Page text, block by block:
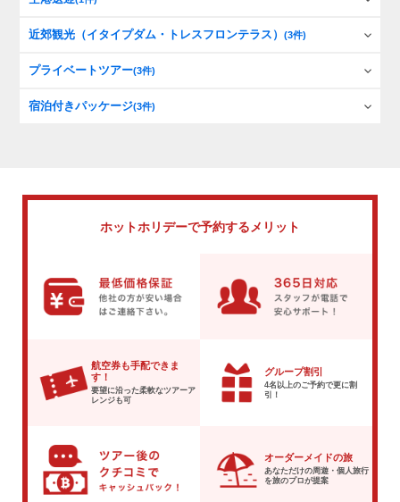
近郊観光（イタイプダム・トレスフロンテラス）(3件)
プライベートツアー(3件)
宿泊付きパッケージ(3件)
ホットホリデーで予約するメリット
航空券も手配できま
す！
要望に沿った柔軟なツアーア
レンジも可
グループ割引
4名以上のご予約で更に割
引！
オーダーメイドの旅
あなただけの周遊・個人旅行
を旅のプロが提案